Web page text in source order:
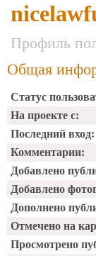
Профиль
Общая
Статус
На проекте с:
Последний вход:
Комментарии:
Добавлено
Добавлено
Дополнено
Отмечено на
Просмотрено